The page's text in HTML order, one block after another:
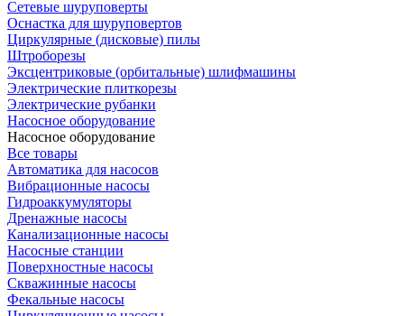
Сетевые шуруповерты
Оснастка для шуруповертов
Циркулярные (дисковые) пилы
Штроборезы
Эксцентриковые (орбитальные) шлифмашины
Электрические плиткорезы
Электрические рубанки
Насосное оборудование
Насосное оборудование
Все товары
Автоматика для насосов
Вибрационные насосы
Гидроаккумуляторы
Дренажные насосы
Канализационные насосы
Насосные станции
Поверхностные насосы
Скважинные насосы
Фекальные насосы